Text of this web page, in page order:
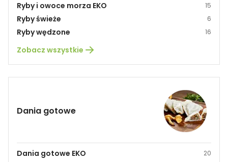
Ryby i owoce morza EKO 15
Ryby świeże 6
Ryby wędzone 16
Zobacz wszystkie
Dania gotowe
Dania gotowe EKO 20